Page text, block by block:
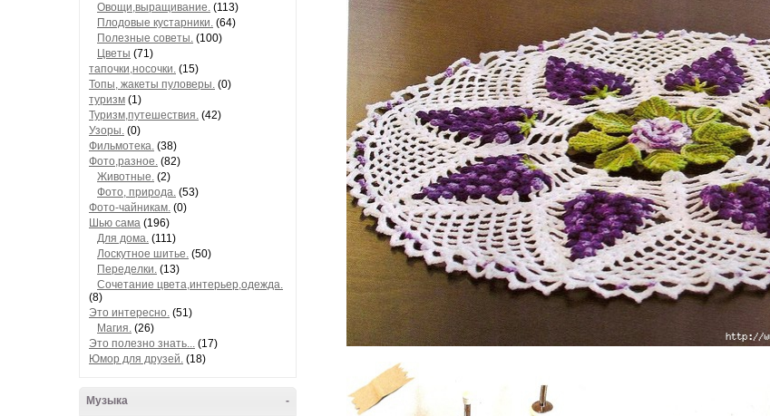
Овощи,выращивание. (113)
Плодовые кустарники. (64)
Полезные советы. (100)
Цветы (71)
тапочки,носочки. (15)
Топы, жакеты пуловеры. (0)
туризм (1)
Туризм,путешествия. (42)
Узоры. (0)
Фильмотека. (38)
Фото,разное. (82)
Животные. (2)
Фото, природа. (53)
Фото-чайникам. (0)
Шью сама (196)
Для дома. (111)
Лоскутное шитье. (50)
Переделки. (13)
Сочетание цвета,интерьер,одежда.
(8)
Это интересно. (51)
Магия. (26)
Это полезно знать... (17)
Юмор для друзей. (18)
-
Музыка